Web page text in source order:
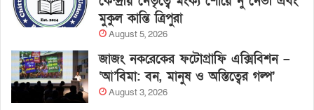
মুকুল কান্তি ত্রিপুরা
August 5, 2026
জাজং নকরেকের ফটোগ্রাফি এক্সিবিশন –
‘আ’বিমা: বন, মানুষ ও অস্তিত্বের গল্প’
August 3, 2026